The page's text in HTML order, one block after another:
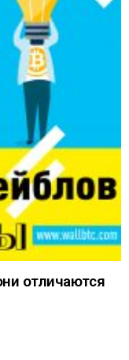
отличаются